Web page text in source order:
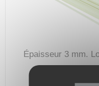
Épaisseur 3 mm.
Code